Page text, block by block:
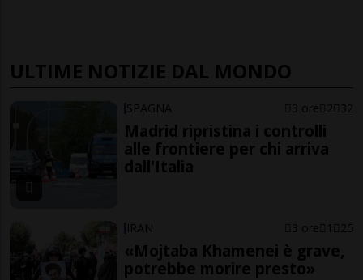
ULTIME NOTIZIE DAL MONDO
SPAGNA 3 ore 2 32
Madrid ripristina i controlli
alle frontiere per chi arriva
dall'Italia
IRAN 3 ore 1 25
«Mojtaba Khamenei è grave,
potrebbe morire presto»